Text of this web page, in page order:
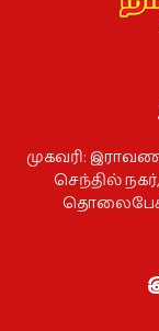
முகவரி:
செந்தில்
தொலைபேசி: